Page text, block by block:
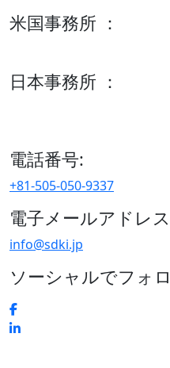
米国事務所 ：
日本事務所 ：
電話番号:
+81-505-050-9337
電子メールアドレス
info@sdki.jp
ソーシャルでフォ